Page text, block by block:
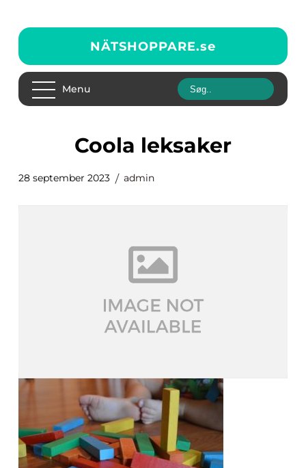
NÄTSHOPPARE.se
Menu
coola leksaker
28 september 2023 admin